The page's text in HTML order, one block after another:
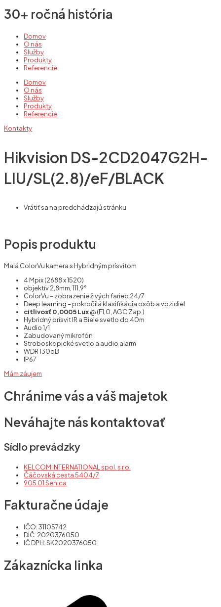
30+ ročná história
Domov
O nás
Služby
Produkty
Referencie
Domov
O nás
Služby
Produkty
Referencie
Kontakty
Hikvision DS-2CD2047G2H-
LIU/SL(2.8)/eF/BLACK
Vrátiť sa na predchádzajú stránku
Popis produktu
Malá ColorVu kamera s Hybridným prísvitom
4 Mpix (2688 x 1520)
objektív 2,8mm, 111,9°
ColorVu – zobrazenie živých farieb 24/7
Deep learning – pokročilá klasifikácia osôb a vozidiel
citlivosť 0,0005 Lux@ (F1,0, AGC Zap.)
Hybridný prísvit IR a Biele svetlo do 40m
Audio 1/1
Zabudovaný mikrofón
Stroboskopické svetlo a audio alarm
WDR 130dB
IP67
Mám záujem
Chránime vás a váš majetok
Neváhajte nás kontaktovať
Sídlo prevádzky
KELCOM INTERNATIONAL spol. s r.o.
Čáčovská cesta 5404/7
905 01 Senica
Fakturačne údaje
IČO: 31105742
DIČ: 2020376050
IČ DPH: SK2020376050
Zákaznícka linka